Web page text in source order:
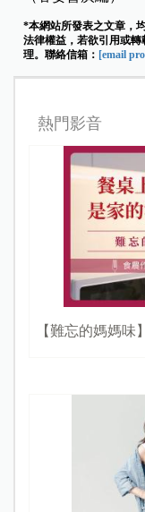
*本網站所發表之文章，
法律權益，若欲引用或
理。聯絡信箱： [email
熱門影音
【難忘的媽媽